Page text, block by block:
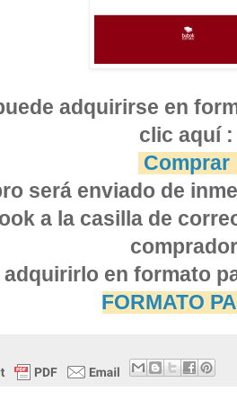
adquirirse en
clic aquí
Comprar
será enviado de
a la casilla de
adquirirlo en formato
FORMATO